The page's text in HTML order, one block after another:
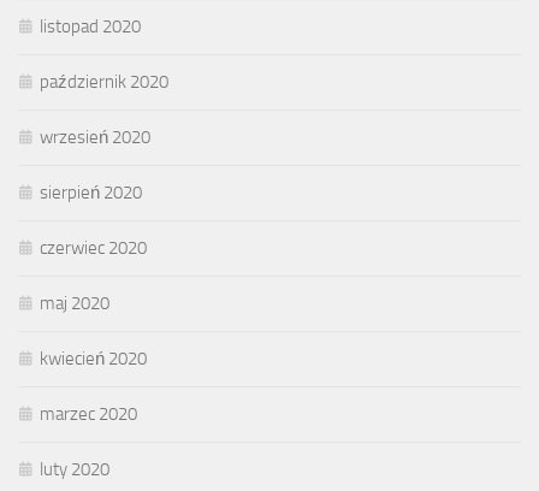
listopad 2020
październik 2020
wrzesień 2020
sierpień 2020
czerwiec 2020
maj 2020
kwiecień 2020
marzec 2020
luty 2020